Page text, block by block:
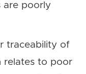
are poorly
traceability of
relates to poor